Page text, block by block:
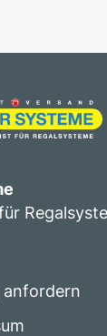
anfordern